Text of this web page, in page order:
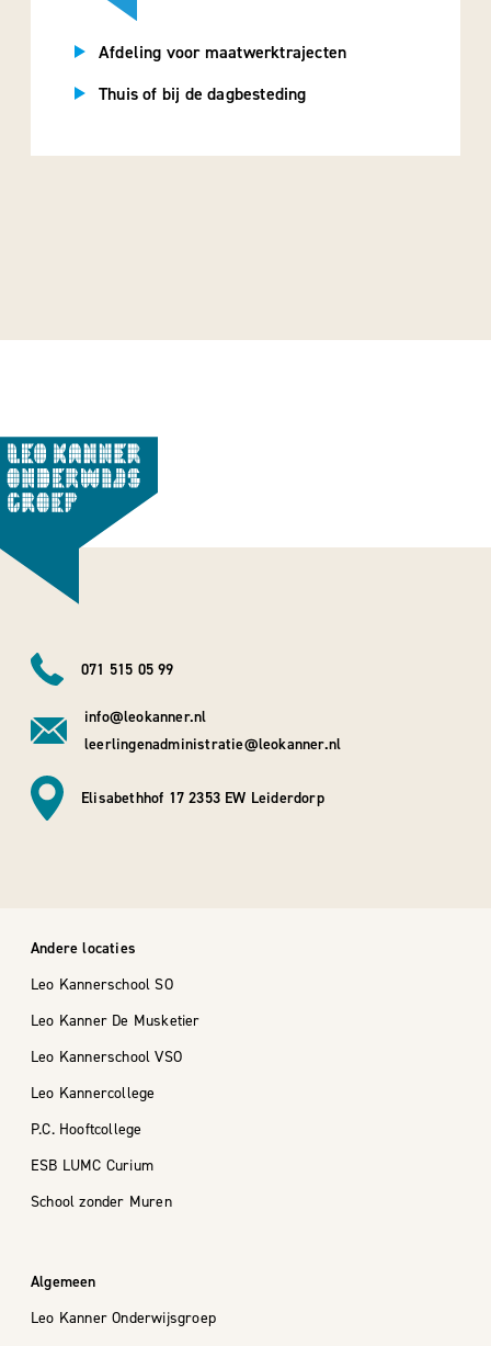
Afdeling voor maatwerktrajecten
Thuis of bij de dagbesteding
071 515 05 99
info@leokanner.nl
leerlingenadministratie@leokanner.nl
Elisabethhof 17 2353 EW Leiderdorp
Andere locaties
Leo Kannerschool SO
Leo Kanner De Musketier
Leo Kannerschool VSO
Leo Kannercollege
P.C. Hooftcollege
ESB LUMC Curium
School zonder Muren
Algemeen
Leo Kanner Onderwijsgroep